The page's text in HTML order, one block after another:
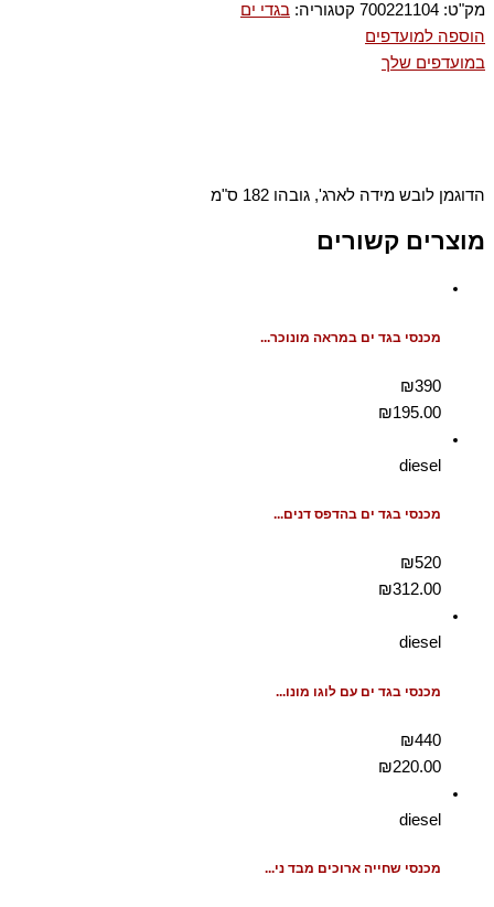
מק"ט: 700221104 קטגוריה: בגדי ים
הוספה למועדפים
במועדפים שלך
הדוגמן לובש מידה לארג', גובהו 182 ס"מ
מוצרים קשורים
מכנסי בגד ים במראה מונוכר...
₪390
₪195.00
diesel
מכנסי בגד ים בהדפס דנים...
₪520
₪312.00
diesel
מכנסי בגד ים עם לוגו מונו...
₪440
₪220.00
diesel
מכנסי שחייה ארוכים מבד ני...